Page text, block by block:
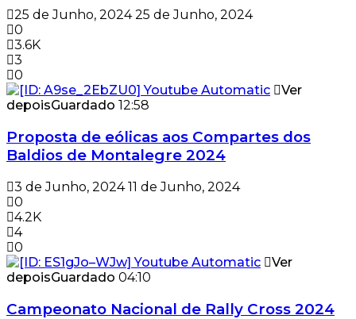
25 de Junho, 2024 25 de Junho, 2024
0
3.6K
3
0
Ver
depoisGuardado 12:58
Proposta de eólicas aos Compartes dos
Baldios de Montalegre 2024
3 de Junho, 2024 11 de Junho, 2024
0
4.2K
4
0
Ver
depoisGuardado 04:10
Campeonato Nacional de Rally Cross 2024